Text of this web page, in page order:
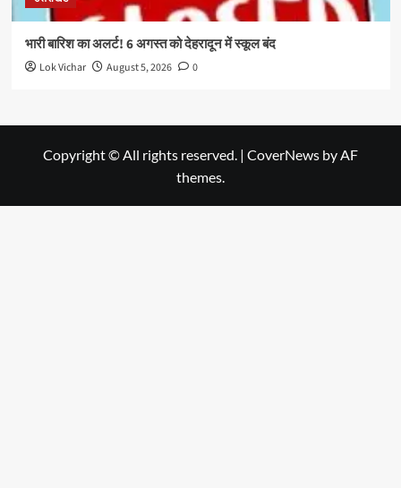
भारी बारिश का अलर्ट! 6 अगस्त को देहरादून में स्कूल बंद
Lok Vichar August 5, 2026 0
Copyright © All rights reserved. | CoverNews by AF
themes.